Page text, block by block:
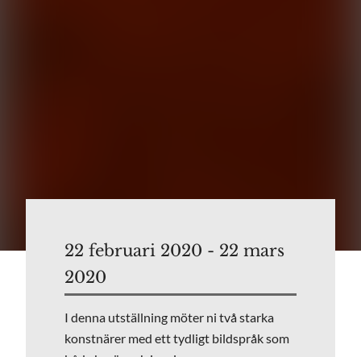
22 februari 2020 - 22 mars
2020
I denna utställning möter ni två starka
konstnärer med ett tydligt bildspråk som